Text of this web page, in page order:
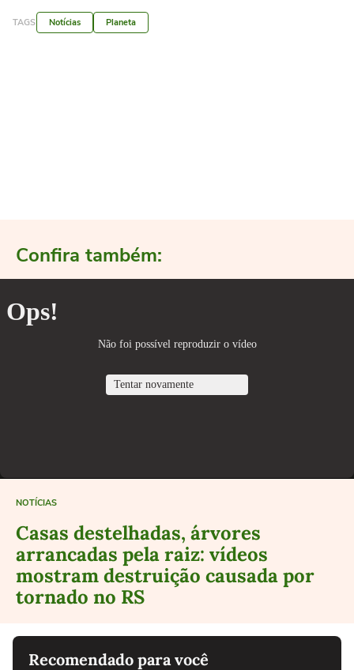
TAGS Notícias Planeta
Confira também:
NOTÍCIAS
Casas destelhadas, árvores
arrancadas pela raiz: vídeos
mostram destruição causada por
tornado no RS
Recomendado para você